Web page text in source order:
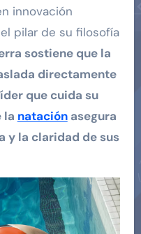
innovación
pilar de su filosofía
sostiene que la
directamente
que cuida su
la nataciónasegura
y la claridad de sus